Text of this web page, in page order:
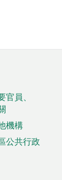
員、
機構
公共行政